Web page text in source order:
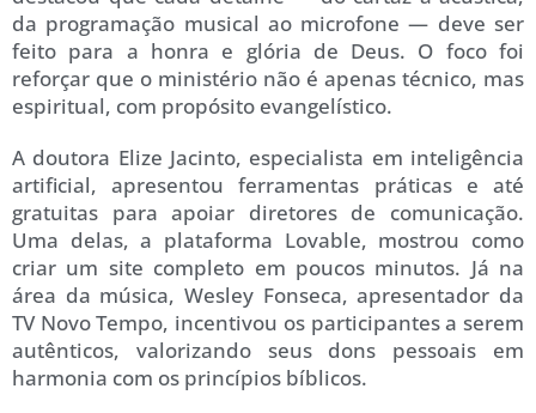
da programação musical ao microfone — deve ser
feito para a honra e glória de Deus. O foco foi
reforçar que o ministério não é apenas técnico, mas
espiritual, com propósito evangelístico.
A doutora Elize Jacinto, especialista em inteligência
artificial, apresentou ferramentas práticas e até
gratuitas para apoiar diretores de comunicação.
Uma delas, a plataforma Lovable, mostrou como
criar um site completo em poucos minutos. Já na
área da música, Wesley Fonseca, apresentador da
TV Novo Tempo, incentivou os participantes a serem
autênticos, valorizando seus dons pessoais em
harmonia com os princípios bíblicos.